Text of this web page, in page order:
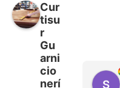
Cur
tisu
r
Gu
arni
cio
nerí